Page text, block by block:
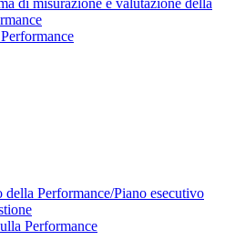
di misurazione e valutazione della
della Performance/Piano esecutivo
Performance